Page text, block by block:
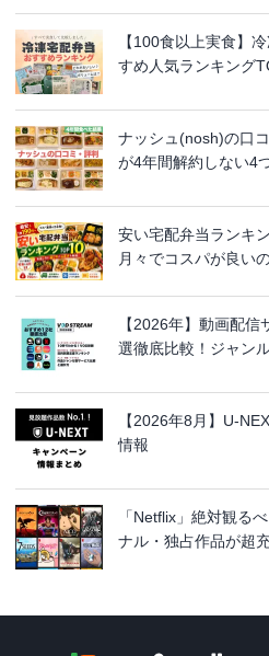
【100食以上実食】
すめ人気ランキング
ナッシュ(nosh)の口
が4年間解約しない4
安い宅配弁当ランキ
月々でコスパが良い
【2026年】動画配
選徹底比較！ジャン
【2026年8月】U-
情報
「Netflix」絶対観る
ナル・独占作品が超